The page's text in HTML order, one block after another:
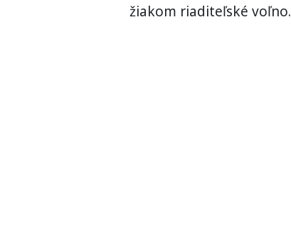
žiakom riaditeľské voľno.